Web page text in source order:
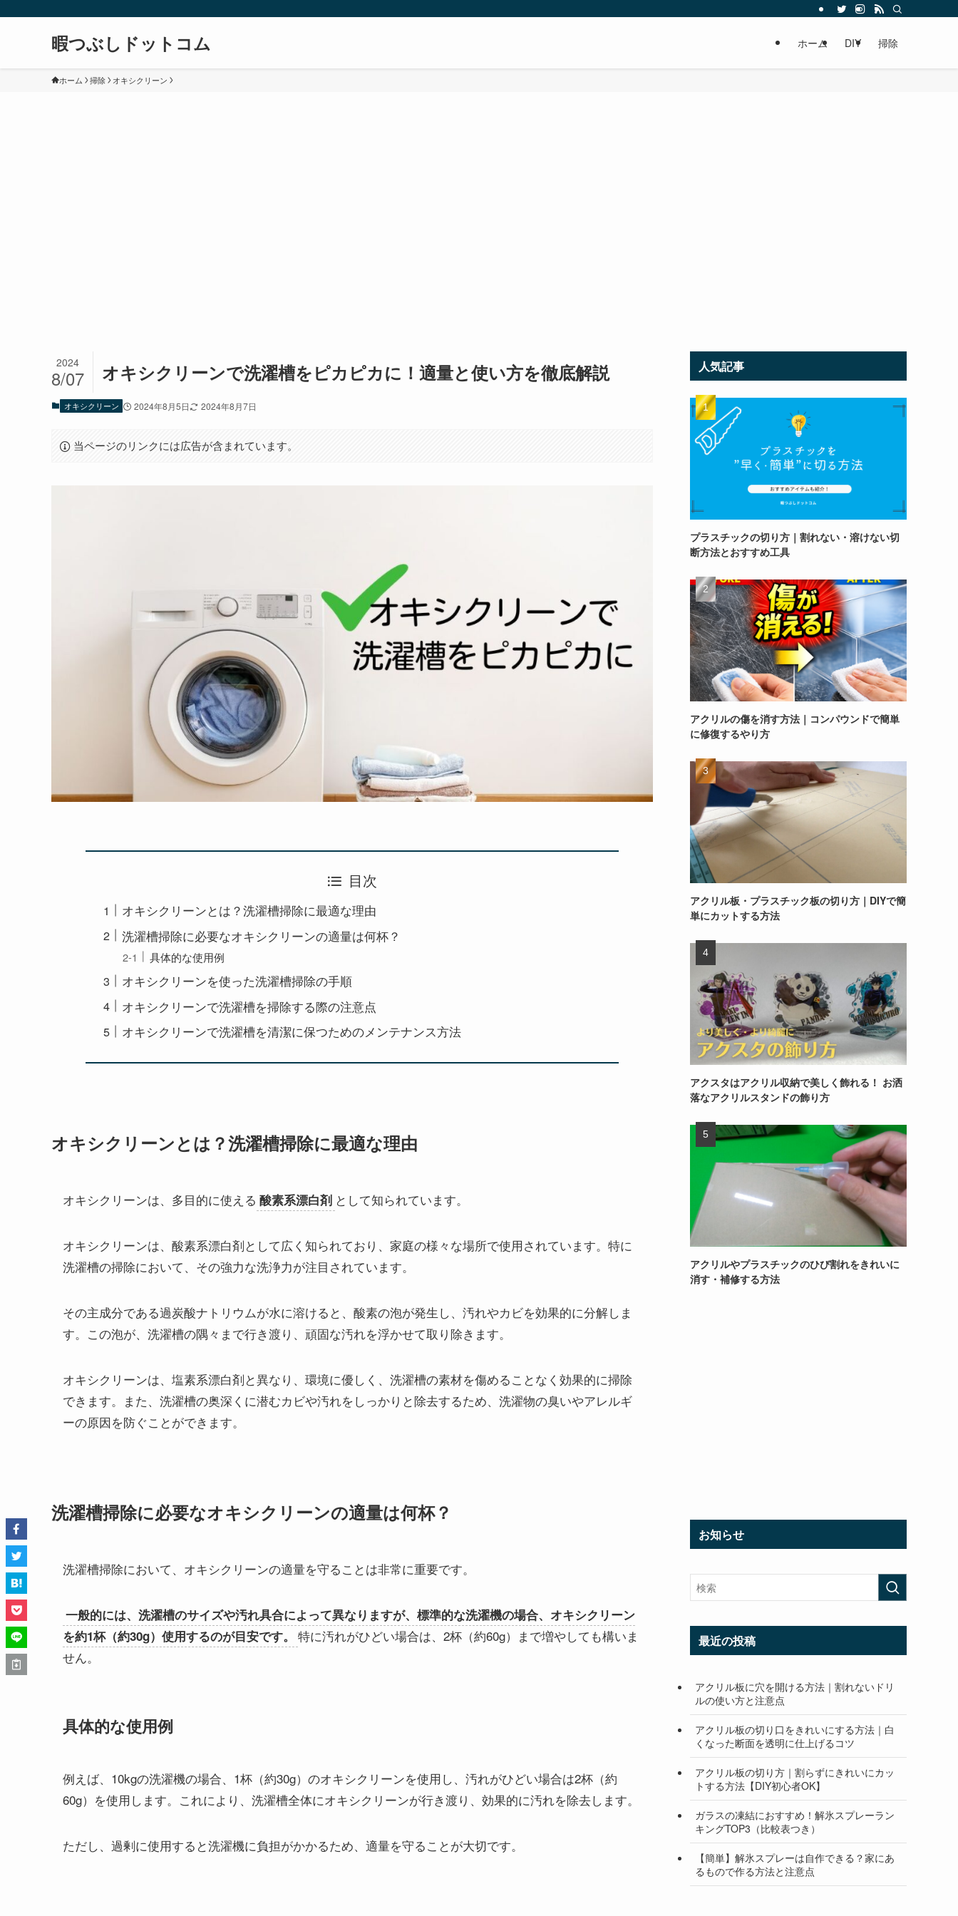
暇つぶしドットコム ホーム DIY 掃除
ホーム 掃除 オキシクリーン
オキシクリーンで洗濯槽をピカピカに！適量と使い方を徹底解説
2024
8/07
オキシクリーン 2024年8月5日 2024年8月7日
当ページのリンクには広告が含まれています。
目次
オキシクリーンとは？洗濯槽掃除に最適な理由
洗濯槽掃除に必要なオキシクリーンの適量は何杯？
具体的な使用例
オキシクリーンを使った洗濯槽掃除の手順
オキシクリーンで洗濯槽を掃除する際の注意点
オキシクリーンで洗濯槽を清潔に保つためのメンテナンス方法
オキシクリーンとは？洗濯槽掃除に最適な理由
オキシクリーンは、多目的に使える 酸素系漂白剤 として知られています。
オキシクリーンは、酸素系漂白剤として広く知られており、家庭の様々な場所で使用されています。特に
洗濯槽の掃除において、その強力な洗浄力が注目されています。
その主成分である過炭酸ナトリウムが水に溶けると、酸素の泡が発生し、汚れやカビを効果的に分解しま
す。この泡が、洗濯槽の隅々まで行き渡り、頑固な汚れを浮かせて取り除きます。
オキシクリーンは、塩素系漂白剤と異なり、環境に優しく、洗濯槽の素材を傷めることなく効果的に掃除
できます。また、洗濯槽の奥深くに潜むカビや汚れをしっかりと除去するため、洗濯物の臭いやアレルギ
ーの原因を防ぐことができます。
洗濯槽掃除に必要なオキシクリーンの適量は何杯？
洗濯槽掃除において、オキシクリーンの適量を守ることは非常に重要です。
一般的には、洗濯槽のサイズや汚れ具合によって異なりますが、標準的な洗濯機の場合、オキシクリーン
を約1杯（約30g）使用するのが目安です。
特に汚れがひどい場合は、2杯（約60g）まで増やしても構いま
せん。
具体的な使用例
例えば、10kgの洗濯機の場合、1杯（約30g）のオキシクリーンを使用し、汚れがひどい場合は2杯（約
60g）を使用します。これにより、洗濯槽全体にオキシクリーンが行き渡り、効果的に汚れを除去します。
ただし、過剰に使用すると洗濯機に負担がかかるため、適量を守ることが大切です。
人気記事
プラスチックの切り方｜割れない・溶けない切
断方法とおすすめ工具
アクリルの傷を消す方法｜コンパウンドで簡単
に修復するやり方
アクリル板・プラスチック板の切り方｜DIYで簡
単にカットする方法
アクスタはアクリル収納で美しく飾れる！ お洒
落なアクリルスタンドの飾り方
アクリルやプラスチックのひび割れをきれいに
消す・補修する方法
お知らせ
最近の投稿
アクリル板に穴を開ける方法｜割れないドリ
ルの使い方と注意点
アクリル板の切り口をきれいにする方法｜白
くなった断面を透明に仕上げるコツ
アクリル板の切り方｜割らずにきれいにカッ
トする方法【DIY初心者OK】
ガラスの凍結におすすめ！解氷スプレーラン
キングTOP3（比較表つき）
【簡単】解氷スプレーは自作できる？家にあ
るもので作る方法と注意点